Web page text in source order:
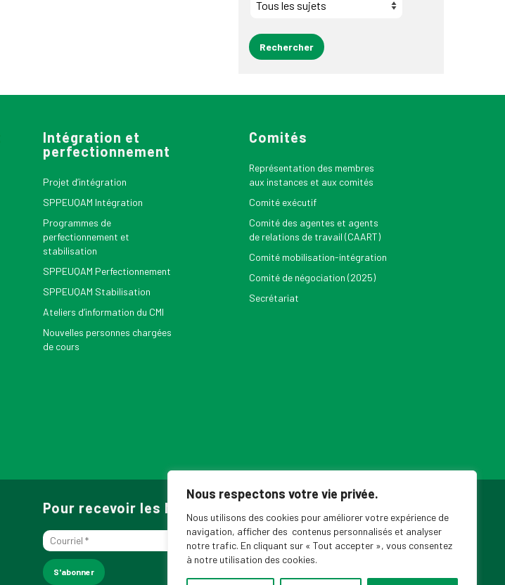
Nous respectons votre vie privée.
Nous utilisons des cookies pour améliorer votre expérience de
navigation, afficher des contenus personnalisés et analyser
notre trafic. En cliquant sur « Tout accepter », vous consentez
à notre utilisation des cookies.
Intégration et
perfectionnement
Projet d’intégration
SPPEUQAM Intégration
Programmes de
perfectionnement et
stabilisation
SPPEUQAM Perfectionnement
SPPEUQAM Stabilisation
Ateliers d’information du CMI
Nouvelles personnes chargées
de cours
Comités
Représentation des membres
aux instances et aux comités
Comité exécutif
Comité des agentes et agents
de relations de travail (CAART)
Comité mobilisation-intégration
Comité de négociation (2025)
Secrétariat
Pour recevoir les Nouvelles du SPPEUQAM